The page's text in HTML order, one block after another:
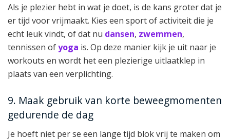
Als je plezier hebt in wat je doet, is de kans groter dat je
er tijd voor vrijmaakt. Kies een sport of activiteit die je
echt leuk vindt, of dat nu dansen, zwemmen,
tennissen ofyoga is. Op deze manier kijk je uit naar je
workouts en wordt het een plezierige uitlaatklep in
plaats van een verplichting.
9. Maak gebruik van korte beweegmomenten
gedurende de dag
Je hoeft niet per se een lange tijd blok vrij te maken om